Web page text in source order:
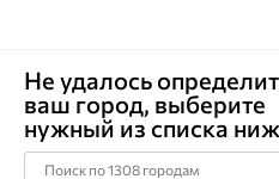
Главная Каталог Цепи
Цепь, золото,
Не удалось
ваш город, выберите
нужный из списка